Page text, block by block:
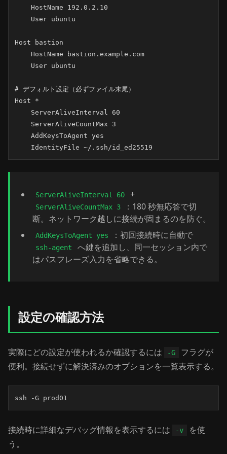
    HostName 192.0.2.10
    User ubuntu
Host bastion
    HostName bastion.example.com
    User ubuntu
# デフォルト設定（必ずファイル末尾）
Host *
    ServerAliveInterval 60
    ServerAliveCountMax 3
    AddKeysToAgent yes
    IdentityFile ~/.ssh/id_ed25519
ServerAliveInterval 60 +
ServerAliveCountMax 3
：180 秒無応答で切
断。ネットワーク越しに接続が固まるのを防ぐ。
AddKeysToAgent yes ：初回接続時に自動で
ssh-agent
へ鍵を追加し、同一セッション内で
はパスフレーズ入力を省略できる。
設定の確認方法
実際にどの設定が使われるか確認するには -G
フラグが
便利。接続せずに解決済みのオプションを一覧表示する。
ssh -G prod01
接続時に詳細なデバッグ情報を表示するには -v
を使
う。